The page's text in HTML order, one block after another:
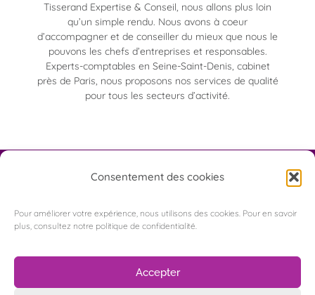
Consentement des cookies
Pour améliorer votre expérience, nous utilisons des cookies. Pour en savoir
plus, consultez notre politique de confidentialité.
Accepter
Tisserand Expertise & Conseil, nous allons plus loin
qu’un simple rendu. Nous avons à coeur
d’accompagner et de conseiller du mieux que nous le
pouvons les chefs d’entreprises et responsables.
Experts-comptables en Seine-Saint-Denis, cabinet
près de Paris, nous proposons nos services de qualité
pour tous les secteurs d’activité.
93290 Tremblay-en-France